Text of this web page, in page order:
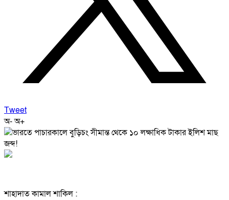
Tweet
অ-অ+
শাহাদাত কামাল শাকিল :